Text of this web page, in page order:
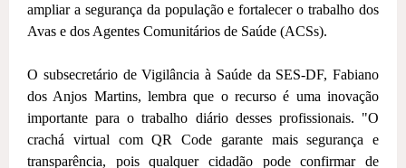
ampliar a segurança da população e fortalecer o trabalho dos
Avas e dos Agentes Comunitários de Saúde (ACSs).
O subsecretário de Vigilância à Saúde da SES-DF, Fabiano
dos Anjos Martins, lembra que o recurso é uma inovação
importante para o trabalho diário desses profissionais. "O
crachá virtual com QR Code garante mais segurança e
transparência, pois qualquer cidadão pode confirmar de